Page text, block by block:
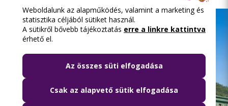
Weboldalunk az alapműködés, valamint a marketing és
statisztika céljából sütiket használ.
A sütikről bővebb tájékoztatás erre a linkre kattintva
érhető el.
Az összes süti elfogadása
Csak az alapvető sütik elfogadása